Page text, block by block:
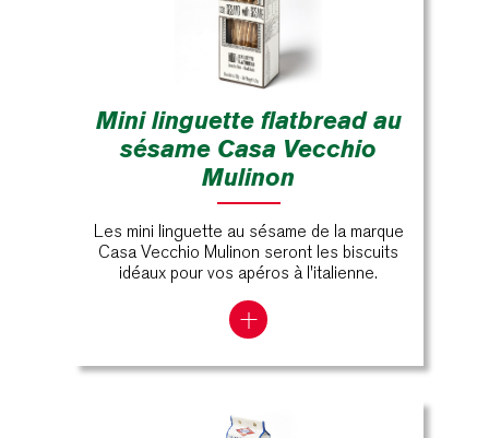
Mini linguette flatbread au
sésame Casa Vecchio
Mulinon
Les mini linguette au sésame de la marque
Casa Vecchio Mulinon seront les biscuits
idéaux pour vos apéros à l'italienne.